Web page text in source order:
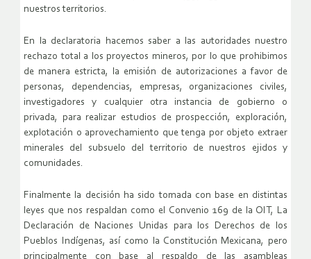
nuestros territorios.
En la declaratoria hacemos saber a las autoridades nuestro
rechazo total a los proyectos mineros, por lo que prohibimos
de manera estricta, la emisión de autorizaciones a favor de
personas, dependencias, empresas, organizaciones civiles,
investigadores y cualquier otra instancia de gobierno o
privada, para realizar estudios de prospección, exploración,
explotación o aprovechamiento que tenga por objeto extraer
minerales del subsuelo del territorio de nuestros ejidos y
comunidades.
Finalmente la decisión ha sido tomada con base en distintas
leyes que nos respaldan como el Convenio 169 de la OIT, La
Declaración de Naciones Unidas para los Derechos de los
Pueblos Indígenas, así como la Constitución Mexicana, pero
principalmente con base al respaldo de las asambleas